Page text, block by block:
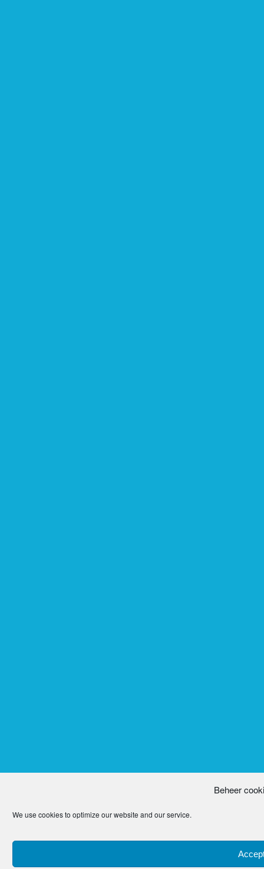
Beheer
We use cookies to optimize our website and our service.